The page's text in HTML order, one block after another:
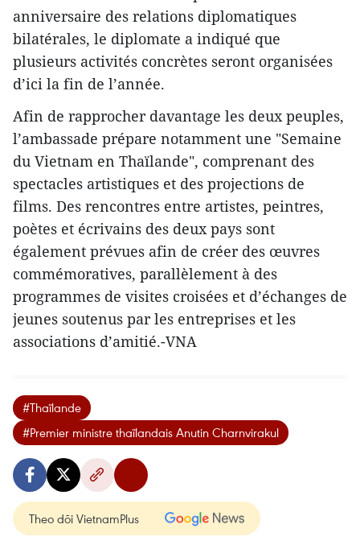
anniversaire des relations diplomatiques
bilatérales, le diplomate a indiqué que
plusieurs activités concrètes seront organisées
d’ici la fin de l’année.
Afin de rapprocher davantage les deux peuples,
l’ambassade prépare notamment une "Semaine
du Vietnam en Thaïlande", comprenant des
spectacles artistiques et des projections de
films. Des rencontres entre artistes, peintres,
poètes et écrivains des deux pays sont
également prévues afin de créer des œuvres
commémoratives, parallèlement à des
programmes de visites croisées et d’échanges de
jeunes soutenus par les entreprises et les
associations d’amitié.-VNA
#Thaïlande
#Premier ministre thaïlandais Anutin Charnvirakul
Theo dõi VietnamPlus